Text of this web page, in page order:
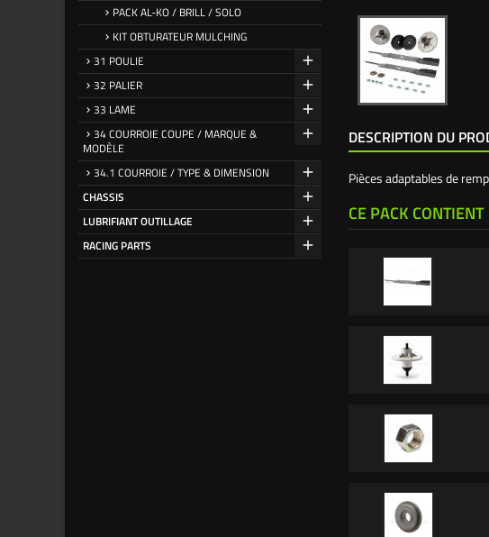
PACK AL-KO / BRILL / SOLO
KIT OBTURATEUR MULCHING
31 POULIE
32 PALIER
33 LAME
34 COURROIE COUPE / MARQUE &
MODÈLE
34.1 COURROIE / TYPE & DIMENSION
CHASSIS
LUBRIFIANT OUTILLAGE
RACING PARTS
DESCRIPTION DU
Pièces adaptables de
CE PACK CONTIENT